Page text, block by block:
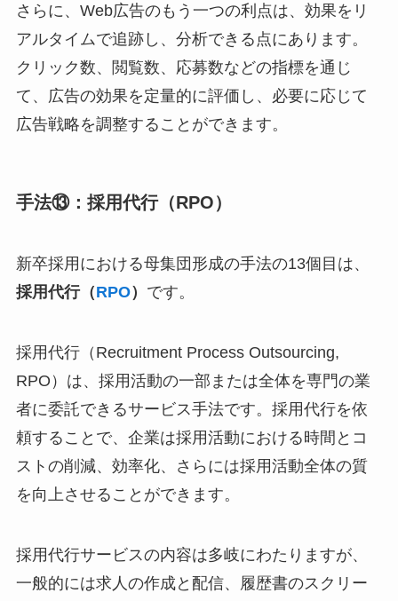
さらに、Web広告のもう一つの利点は、効果をリ
アルタイムで追跡し、分析できる点にあります。
クリック数、閲覧数、応募数などの指標を通じ
て、広告の効果を定量的に評価し、必要に応じて
広告戦略を調整することができます。
手法⑬：採用代行（RPO）
新卒採用における母集団形成の手法の13個目は、
採用代行（RPO） です。
採用代行（Recruitment Process Outsourcing,
RPO）は、採用活動の一部または全体を専門の業
者に委託できるサービス手法です。採用代行を依
頼することで、企業は採用活動における時間とコ
ストの削減、効率化、さらには採用活動全体の質
を向上させることができます。
採用代行サービスの内容は多岐にわたりますが、
一般的には求人の作成と配信、履歴書のスクリー